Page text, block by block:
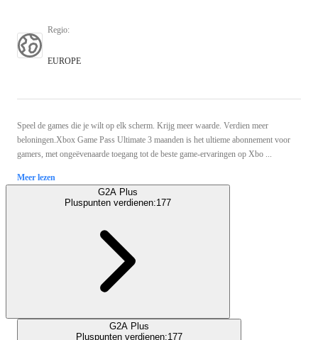
Regio:
EUROPE
Speel de games die je wilt op elk scherm. Krijg meer waarde. Verdien meer
beloningen.Xbox Game Pass Ultimate 3 maanden is het ultieme abonnement voor
gamers, met ongeëvenaarde toegang tot de beste game-ervaringen op Xbo ...
Meer lezen
G2A Plus
Pluspunten verdienen:177
G2A Plus
Pluspunten verdienen:177